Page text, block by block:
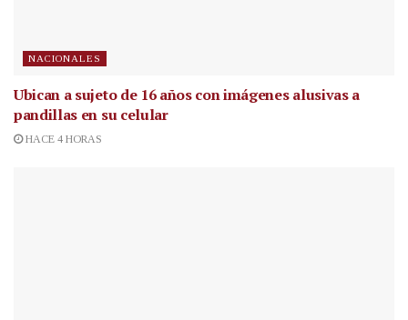
NACIONALES
Ubican a sujeto de 16 años con imágenes alusivas a
pandillas en su celular
HACE 4 HORAS